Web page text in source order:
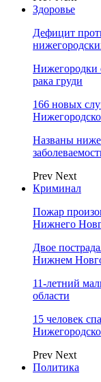
Здоровье
Дефицит
Нижегородки
рака груди
166 новых
Названы
Prev Next
Криминал
Пожар
Нижнего
Двое
Нижнем
11-летний
области
15 человек
Prev Next
Политика